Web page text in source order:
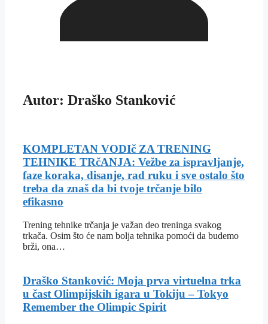
Autor: Draško Stanković
KOMPLETAN VODIč ZA TRENING
TEHNIKE TRčANJA: Vežbe za ispravljanje,
faze koraka, disanje, rad ruku i sve ostalo što
treba da znaš da bi tvoje trčanje bilo
efikasno
Trening tehnike trčanja je važan deo treninga svakog
trkača. Osim što će nam bolja tehnika pomoći da budemo
brži, ona…
Draško Stanković: Moja prva virtuelna trka
u čast Olimpijskih igara u Tokiju – Tokyo
Remember the Olimpic Spirit